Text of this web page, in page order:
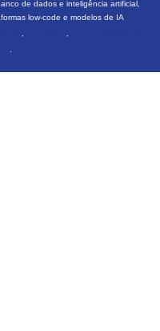
de dados e inteligência artificial,
low-code e modelos de IA
, ,
.